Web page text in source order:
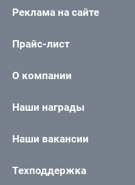
Реклама на сайте
Прайс-лист
О компании
Наши награды
Наши вакансии
Техподдержка